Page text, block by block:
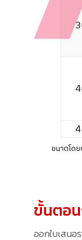
ขั้นตอน
ออกใบเสนอ